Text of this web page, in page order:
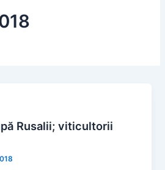
Rusalii; viticultorii